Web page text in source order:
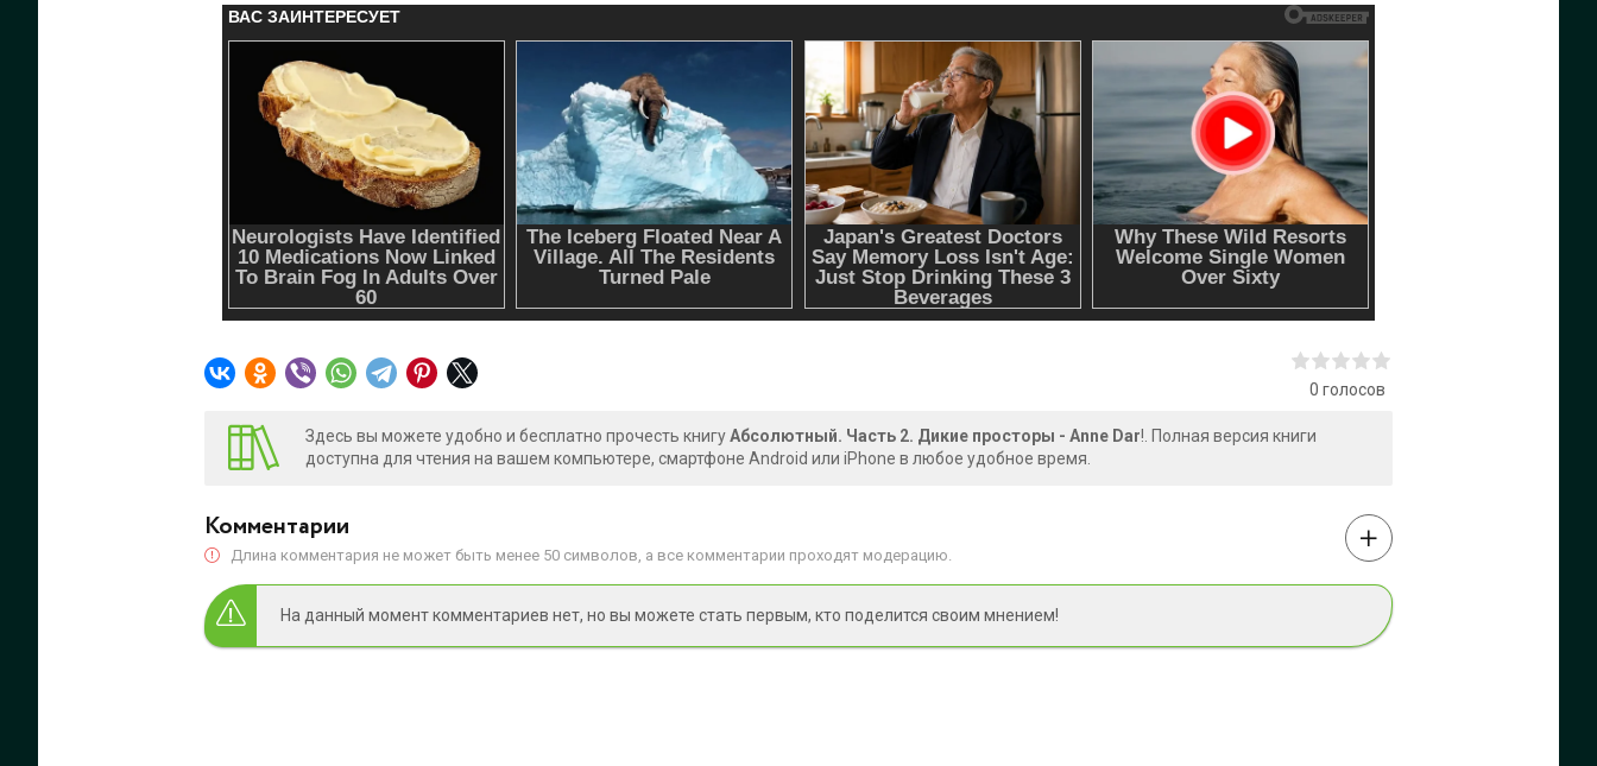
0 голосов
Здесь вы можете удобно и бесплатно прочесть книгуАбсолютный. Часть 2. Дикие просторы - Anne Dar!. Полная версия книги
доступна для чтения на вашем компьютере, смартфоне Android или iPhone в любое удобное время.
Комментарии
Длина комментария не может быть менее 50 символов, а все комментарии проходят модерацию.
На данный момент комментариев нет, но вы можете стать первым, кто поделится своим мнением!